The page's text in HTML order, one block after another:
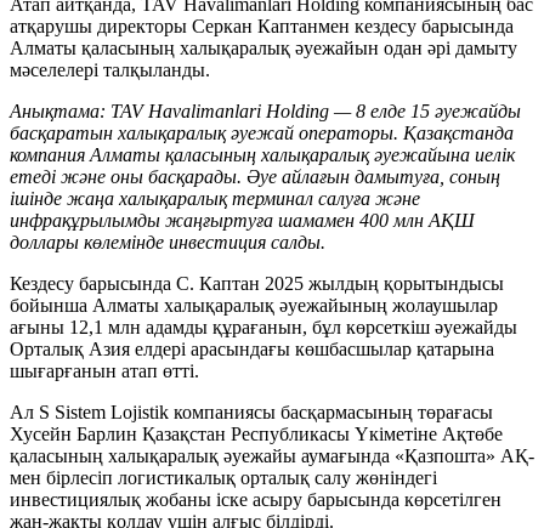
Атап айтқанда, TAV Havalimanlari Holding компаниясының бас
атқарушы директоры Серкан Каптанмен кездесу барысында
Алматы қаласының халықаралық әуежайын одан әрі дамыту
мәселелері талқыланды.
Анықтама: TAV Havalimanlari Holding — 8 елде 15 әуежайды
басқаратын халықаралық әуежай операторы. Қазақстанда
компания Алматы қаласының халықаралық әуежайына иелік
етеді және оны басқарады. Әуе айлағын дамытуға, соның
ішінде жаңа халықаралық терминал салуға және
инфрақұрылымды жаңғыртуға шамамен 400 млн АҚШ
доллары көлемінде инвестиция салды.
Кездесу барысында С. Каптан 2025 жылдың қорытындысы
бойынша Алматы халықаралық әуежайының жолаушылар
ағыны 12,1 млн адамды құрағанын, бұл көрсеткіш әуежайды
Орталық Азия елдері арасындағы көшбасшылар қатарына
шығарғанын атап өтті.
Ал S Sistem Lojistik компаниясы басқармасының төрағасы
Хусейн Барлин Қазақстан Республикасы Үкіметіне Ақтөбе
қаласының халықаралық әуежайы аумағында «Қазпошта» АҚ-
мен бірлесіп логистикалық орталық салу жөніндегі
инвестициялық жобаны іске асыру барысында көрсетілген
жан-жақты қолдау үшін алғыс білдірді.